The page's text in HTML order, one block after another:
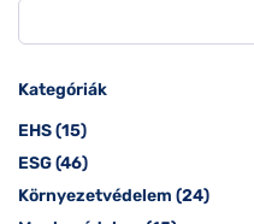
Kategóriák
EHS(15)
ESG(46)
Környezetvédelem (24)